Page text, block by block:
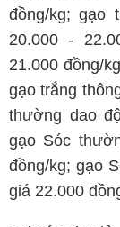
đồng/kg; gạo
20.000 -
21.000 đồng/
gạo trắng
thường dao
gạo Sóc
đồng/kg; gạo
giá 22.000